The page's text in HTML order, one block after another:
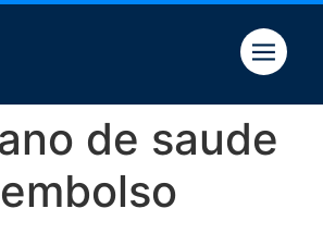
de saude